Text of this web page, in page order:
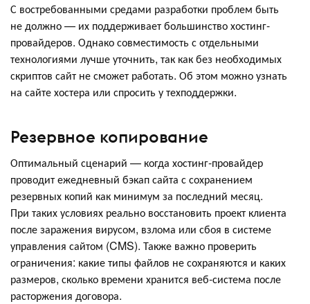
С востребованными средами разработки проблем быть
не должно — их поддерживает большинство хостинг-
провайдеров. Однако совместимость с отдельными
технологиями лучше уточнить, так как без необходимых
скриптов сайт не сможет работать. Об этом можно узнать
на сайте хостера или спросить у техподдержки.
Резервное копирование
Оптимальный сценарий — когда хостинг-провайдер
проводит ежедневный бэкап сайта с сохранением
резервных копий как минимум за последний месяц.
При таких условиях реально восстановить проект клиента
после заражения вирусом, взлома или сбоя в системе
управления сайтом (CMS). Также важно проверить
ограничения: какие типы файлов не сохраняются и каких
размеров, сколько времени хранится веб-система после
расторжения договора.